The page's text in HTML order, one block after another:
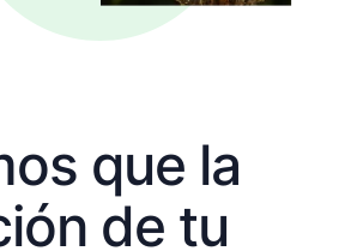
que la
de tu